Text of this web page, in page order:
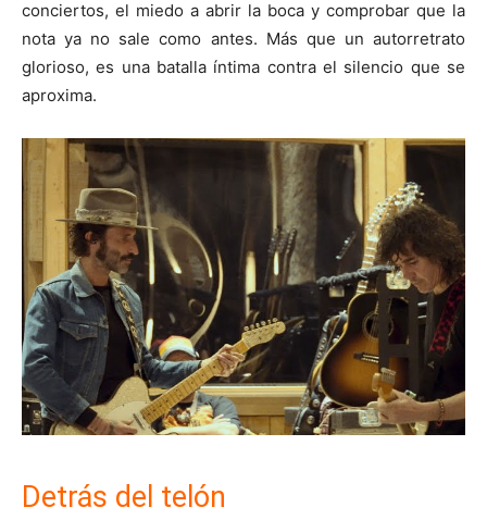
conciertos, el miedo a abrir la boca y comprobar que la
nota ya no sale como antes. Más que un autorretrato
glorioso, es una batalla íntima contra el silencio que se
aproxima.
Detrás del telón